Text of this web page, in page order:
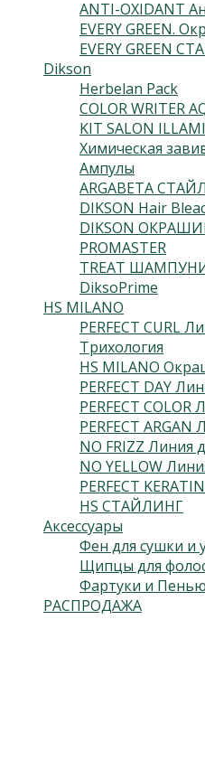
ANTI-OXIDANT
EVERY GREEN.
EVERY GREEN
Dikson
Herbelan Pack
COLOR WRITER
KIT SALON
Химическая
Ампулы
ARGABETA
DIKSON Hair
DIKSON
PROMASTER
TREAT
DiksoPrime
HS MILANO
PERFECT CURL
Трихология
HS MILANO
PERFECT DAY
PERFECT
PERFECT
NO FRIZZ Линия
NO YELLOW
PERFECT
HS СТАЙЛИНГ
Аксессуары
Фен для сушки и
Щипцы для
Фартуки и
РАСПРОДАЖА